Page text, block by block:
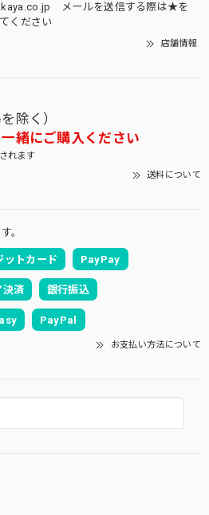
メールを送信する際は★を
ください
店舗情報
除く）
緒にご購入ください
れます
送料について
。
ットカード PayPay
決済 銀行振込
PayPal
お支払い方法について